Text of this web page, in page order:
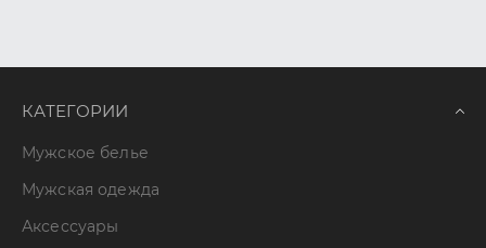
КАТЕГОРИИ
Мужское белье
Мужская одежда
Аксессуары